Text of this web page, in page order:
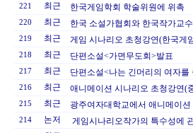
221 최근 한국게임학회 학술위원에 위촉
220 최근 한국 소설가협회와 한국작가교
219 최근 게임 시나리오 초청강연(한국게
218 최근 단편소설<가면무도회>발표
217 최근 단편소설<나는 긴머리의 여자를
216 최근 애니메이션 시나리오 초청강연(
215 최근 광주여자대학교에서 애니메이
214 논저 게임시나리오작가의 특수성에